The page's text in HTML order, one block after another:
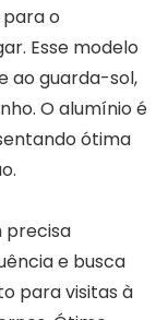
para o
Esse modelo
ao guarda-sol,
O alumínio é
ótima
precisa
e busca
para visitas à